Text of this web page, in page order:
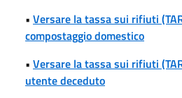
• Versare la tassa sui rifiuti
compostaggio domestico
• Versare la tassa sui rifiuti
utente deceduto